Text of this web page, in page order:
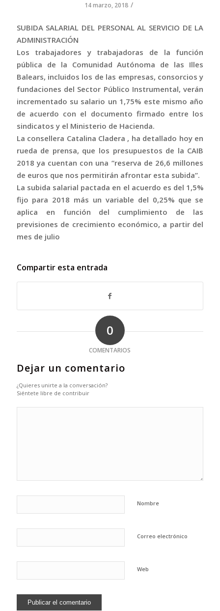
14 marzo, 2018 /
SUBIDA SALARIAL DEL PERSONAL AL SERVICIO DE LA
ADMINISTRACIÓN
Los trabajadores y trabajadoras de la función
pública de la Comunidad Autónoma de las Illes
Balears, incluidos los de las empresas, consorcios y
fundaciones del Sector Público Instrumental, verán
incrementado su salario un 1,75% este mismo año
de acuerdo con el documento firmado entre los
sindicatos y el Ministerio de Hacienda.
La consellera Catalina Cladera , ha detallado hoy en
rueda de prensa, que los presupuestos de la CAIB
2018 ya cuentan con una “reserva de 26,6 millones
de euros que nos permitirán afrontar esta subida”.
La subida salarial pactada en el acuerdo es del 1,5%
fijo para 2018 más un variable del 0,25% que se
aplica en función del cumplimiento de las
previsiones de crecimiento económico, a partir del
mes de julio
Compartir esta entrada
0
COMENTARIOS
Dejar un comentario
¿Quieres unirte a la conversación?
Siéntete libre de contribuir
Nombre
Correo electrónico
Web